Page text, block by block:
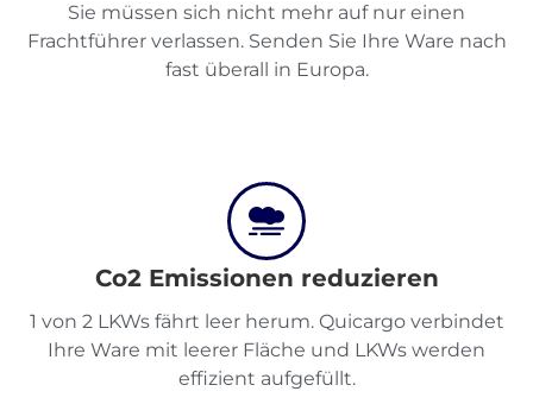
Sie müssen sich nicht mehr auf nur einen
Frachtführer verlassen. Senden Sie Ihre Ware nach
fast überall in Europa.
Co2 Emissionen reduzieren
1 von 2 LKWs fährt leer herum. Quicargo verbindet
Ihre Ware mit leerer Fläche und LKWs werden
effizient aufgefüllt.